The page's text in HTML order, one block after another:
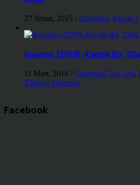
27 Nisan, 2015 / Eleştiriler, Klasik
Kosmos (2010): Kaotik Bir
11 Mart, 2016 / Cineritüel Top 150,
Türkiye Sineması
Facebook